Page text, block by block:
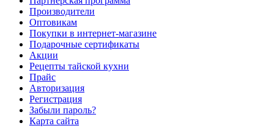
Производители
Оптовикам
Покупки в интернет-магазине
Подарочные сертификаты
Акции
Рецепты тайской кухни
Прайс
Авторизация
Регистрация
Забыли пароль?
Карта сайта